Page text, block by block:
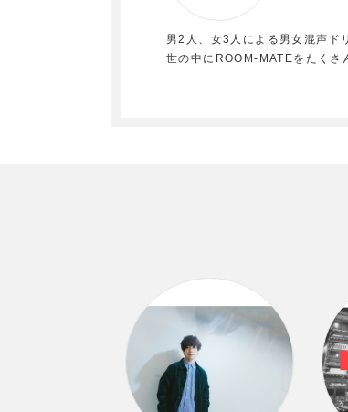
男2人、女3人による男女混声ド
世の中にROOM-MATEをたくさ